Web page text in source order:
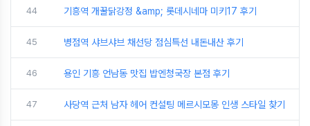
44 기흥역 개꿀닭강정 &amp; 롯데시네마 미키17 후기
45 병점역 샤브샤브 채선당 점심특선 내돈내산 후기
46 용인 기흥 언남동 맛집 밥엔청국장 본점 후기
47 사당역 근처 남자 헤어 컨설팅 메르시모몽 인생 스타일 찾기